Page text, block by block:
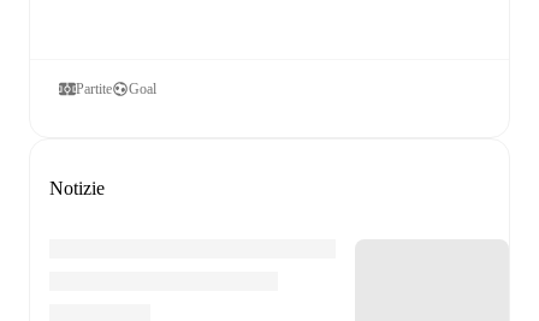
Partite Goal
Notizie